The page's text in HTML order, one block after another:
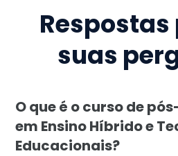
suas
O que é o curso de
em Ensino Híbrido e
Educacionais?